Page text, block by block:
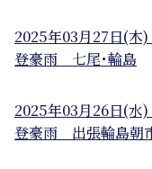
2025年03月27日(木
登豪雨 七尾･輪島
2025年03月26日(水
登豪雨 出張輪島朝